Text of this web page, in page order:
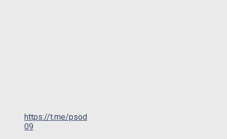
https://t.me/psod
09